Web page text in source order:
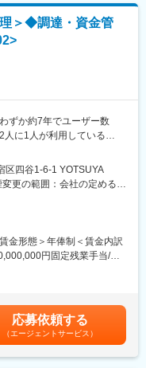
出向となる可能性がありま
接時にご説明致します。
理、リスクヘッジ等）
データの集計・分析およ
方針・個別施策への落と
資家・関係者向け報告、
谷）での業務が発生します
プの財務中枢に関与できる
金・バランスシート設計
と、企画から実行まで一貫
ード／PayPay銀行／
「資本効率の最大化」およ
＞◆調達・資金管
ずか約7年でユーザー数
に1人が利用している
の立場からPayPayグループ
も連携しながら、財務・
す。
も含みます）
実行
ニタリング、対応方針検
区四谷1-6-1 YOTSUYA
更の範囲：会社の定める事
金形態＞年俸制＜賃金内訳
円固定残業手当/
、業績、貢献度に応じ当社
の金額であり、選考を通じ
額)は固定手当を含めた表記
応募依頼する
（エージェントサービス）